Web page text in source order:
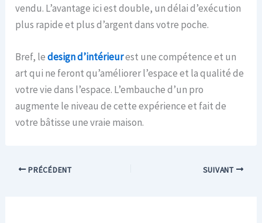
vendu. L’avantage ici est double, un délai d’exécution
plus rapide et plus d’argent dans votre poche.
Bref, ledesign d’intérieurest une compétence et un
art qui ne feront qu’améliorer l’espace et la qualité de
votre vie dans l’espace. L’embauche d’un pro
augmente le niveau de cette expérience et fait de
votre bâtisse une vraie maison.
PRÉCÉDENT SUIVANT